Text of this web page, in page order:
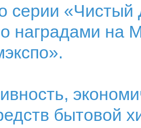
серии
наградами на
бытовой